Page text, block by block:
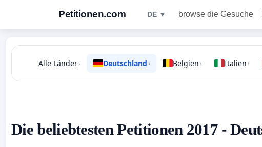
Petitionen.com DE ▼ browse die Gesuche
Alle Länder› Deutschland › Belgien › Italien ›
Die beliebtesten Petitionen 2017 -